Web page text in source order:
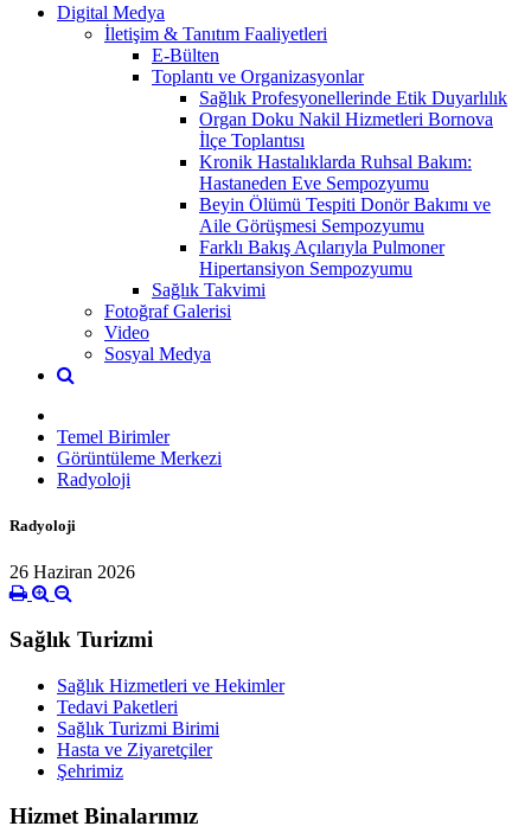
Digital Medya
İletişim & Tanıtım Faaliyetleri
E-Bülten
Toplantı ve Organizasyonlar
Sağlık Profesyonellerinde Etik Duyarlılık
Organ Doku Nakil Hizmetleri Bornova
İlçe Toplantısı
Kronik Hastalıklarda Ruhsal Bakım:
Hastaneden Eve Sempozyumu
Beyin Ölümü Tespiti Donör Bakımı ve
Aile Görüşmesi Sempozyumu
Farklı Bakış Açılarıyla Pulmoner
Hipertansiyon Sempozyumu
Sağlık Takvimi
Fotoğraf Galerisi
Video
Sosyal Medya
Temel Birimler
Görüntüleme Merkezi
Radyoloji
Radyoloji
26 Haziran 2026
Sağlık Turizmi
Sağlık Hizmetleri ve Hekimler
Tedavi Paketleri
Sağlık Turizmi Birimi
Hasta ve Ziyaretçiler
Şehrimiz
Hizmet Binalarımız